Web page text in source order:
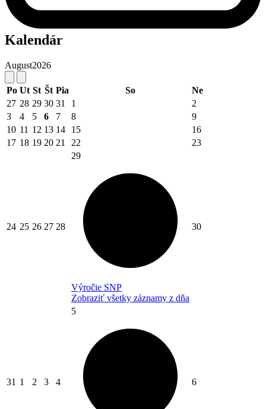
Kalendár
August2026
Po Ut St Št Pia So
Ne
27 28 29 30 31 1
2
3
4 5 6 7 8
9
10 11 12 13 14 15
16
17 18 19 20 21 22 23
24 25 26 27 28
29
Výročie SNP
Zobraziť všetky záznamy z dňa
30
31 1 2 3 4
5
6